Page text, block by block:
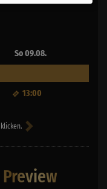
So 09.08.
13:00